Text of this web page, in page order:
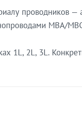
МВА/
1L, 2L, 3L.